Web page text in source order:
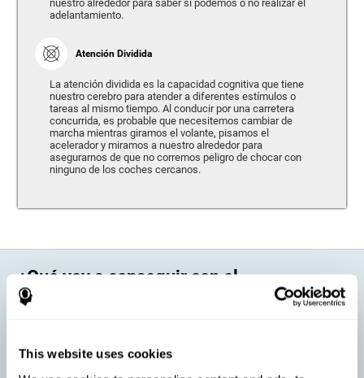
This website uses cookies
nuestro alrededor para saber si podemos o no realizar el
adelantamiento.
Atención Dividida
La atención dividida es la capacidad cognitiva que tiene
nuestro cerebro para atender a diferentes estímulos o
tareas al mismo tiempo. Al conducir por una carretera
concurrida, es probable que necesitemos cambiar de
marcha mientras giramos el volante, pisamos el
acelerador y miramos a nuestro alrededor para
asegurarnos de que no corremos peligro de chocar con
ninguno de los coches cercanos.
¿Qué voy a conseguir con el
entrenamiento cerebral de CogniFit?
conducir, algunas personas pueden tener una mayor facilidad para